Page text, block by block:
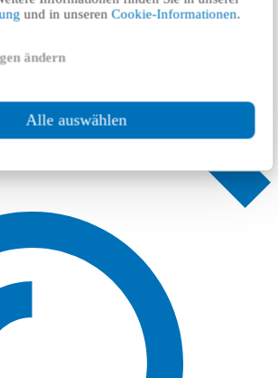
und in unserenCookie-Informationen.
ändern
Alle auswählen